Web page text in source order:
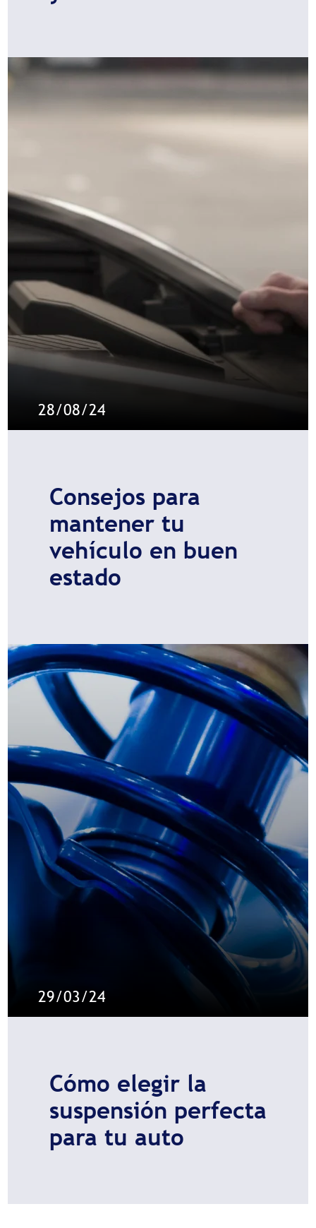
28/08/24
Consejos para
mantener tu
vehículo en buen
estado
29/03/24
Cómo elegir la
suspensión perfecta
para tu auto